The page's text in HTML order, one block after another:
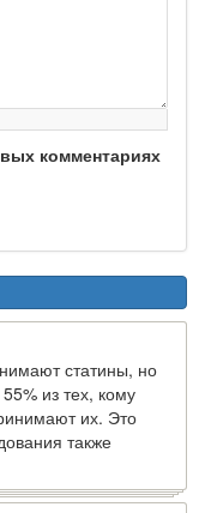
комментариях
статины, но
из тех, кому
их. Это
также